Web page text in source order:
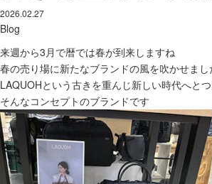
2026.02.27
Blog
来週から3月で暦では春が到来しますね
春の売り場に新たなブランドの風を吹かせまし
LAQUOHという古きを重んじ新しい時代へとつ
そんなコンセプトのブランドです